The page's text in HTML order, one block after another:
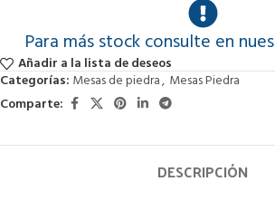
Para más stock consulte en
Añadir a la lista de deseos
Categorías: Mesas de piedra, Mesas Piedra
Comparte:
DESCRIPCIÓN